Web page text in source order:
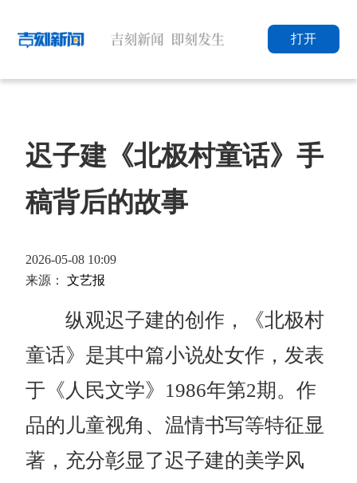
打开
迟子建《北极村童话》手
稿背后的故事
2026-05-08 10:09
来源：文艺报
纵观迟子建的创作，《北极村
童话》是其中篇小说处女作，发表
于《人民文学》1986年第2期。作
品的儿童视角、温情书写等特征显
著，充分彰显了迟子建的美学风